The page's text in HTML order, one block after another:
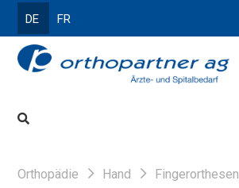
DE FR
Orthopädie Hand
Fingerorthesen